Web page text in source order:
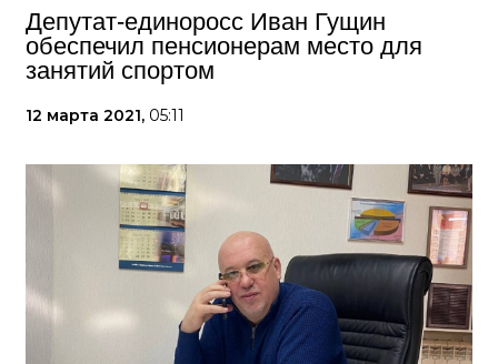
Депутат-единоросс Иван Гущин
обеспечил пенсионерам место для
занятий спортом
12 марта 2021, 05:11